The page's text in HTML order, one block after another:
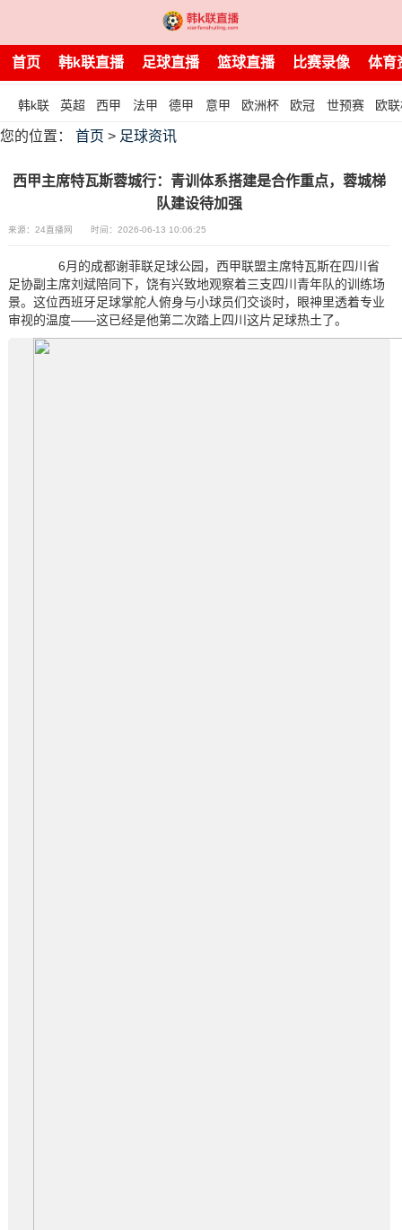
首页 韩k联直播 足球直播 篮球直播 比赛录像 体育
韩k联 英超 西甲 法甲 德甲 意甲 欧洲杯 欧冠 世预赛 欧
您的位置： 首页 > 足球资讯
西甲主席特瓦斯蓉城行：青训体系搭建是合作重点，蓉城梯
队建设待加强
来源：24直播网 时间：2026-06-13 10:06:25
6月的成都谢菲联足球公园，西甲联盟主席特瓦斯在四川省
足协副主席刘斌陪同下，饶有兴致地观察着三支四川青年队的训练场
景。这位西班牙足球掌舵人俯身与小球员们交谈时，眼神里透着专业
审视的温度——这已经是他第二次踏上四川这片足球热土了。